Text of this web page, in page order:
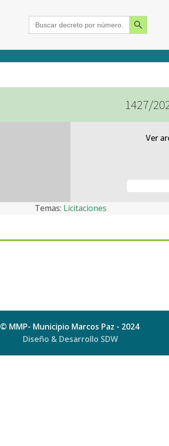
Search
for:
Search Button
2018
2017
2016
2015
1427/
Ver
Temas: Licitaciones
© MMP- Municipio Marcos Paz - 2024
Diseño & Desarrollo SDW